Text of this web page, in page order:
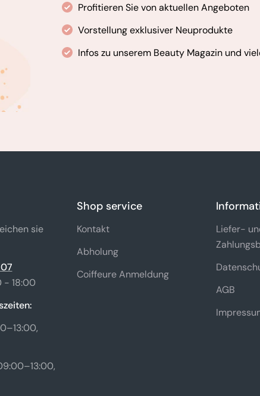
Profitieren Sie von aktuellen Angeboten
Vorstellung exklusiver Neuprodukte
Infos zu unserem Beauty Magazin und
sie
- 18:00
Shop service
Kontakt
Abholung
Coiffeure Anmeldung
Liefer-
AGB